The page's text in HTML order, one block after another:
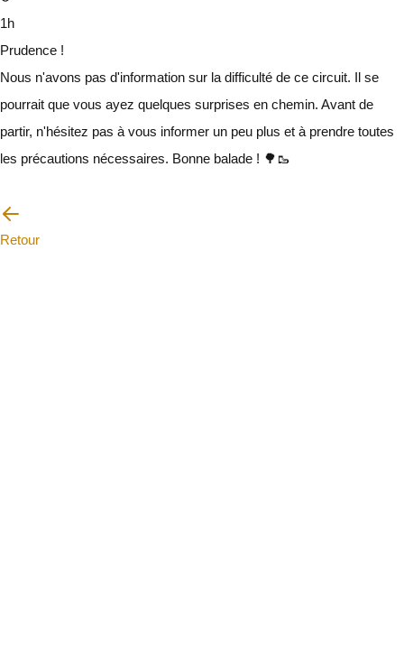
1h
Prudence !
Nous n'avons pas d'information sur la difficulté de ce circuit. Il se
pourrait que vous ayez quelques surprises en chemin. Avant de
partir, n'hésitez pas à vous informer un peu plus et à prendre toutes
les précautions nécessaires. Bonne balade ! 🌳🥾
Retour